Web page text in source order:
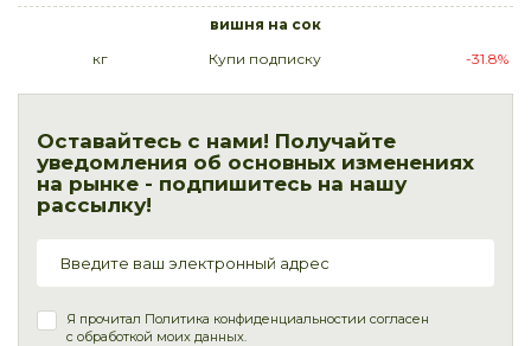
вишня на сок
кг
Купи подписку -31.8%
Оставайтесь с нами! Получайте
уведомления об основных изменениях
на рынке - подпишитесь на нашу
рассылку!
Я прочитал Политика конфиденциальностии согласен
с обработкой моих данных.